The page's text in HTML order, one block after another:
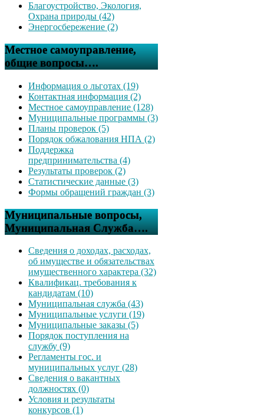
Благоустройство, Экология,
Охрана природы (42)
Энергосбережение (2)
Местное самоуправление,
общие вопросы….
Информация о льготах (19)
Контактная информация (2)
Местное самоуправление (128)
Муниципальные программы (3)
Планы проверок (5)
Порядок обжалования НПА (2)
Поддержка
предпринимательства (4)
Результаты проверок (2)
Статистические данные (3)
Формы обращений граждан (3)
Муниципальные вопросы,
Муниципальная Служба….
Сведения о доходах, расходах,
об имуществе и обязательствах
имущественного характера (32)
Квалификац. требования к
кандидатам (10)
Муниципальная служба (43)
Муниципальные услуги (19)
Муниципальные заказы (5)
Порядок поступления на
службу (9)
Регламенты гос. и
муниципальных услуг (28)
Сведения о вакантных
должностях (0)
Условия и результаты
конкурсов (1)